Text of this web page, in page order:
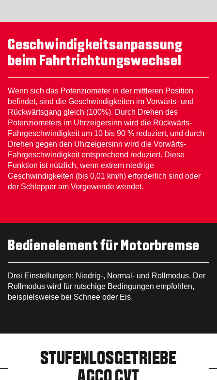
Geschwindigkeitsanpassung
beim Fahrtrichtungswechsel
Wenn sich das Potenziometer in der mittleren Position
befindet, sind die Geschwindigkeiten im Vorwärts- und
Rückwärtsgang gleich (100%). Durch Drehen des
Potenziometers im Uhrzeigersinn wird die Rückwärts-
Fahrgeschwindigkeit um 10 bis 90 % reduziert, und durch
Drehen gegen den Uhrzeigersinn wird die Vorwärts-
Fahrgeschwindigkeit entsprechend reduziert. Diese
Funktion ist nützlich, wenn extrem niedrige
Geschwindigkeiten (bis 0,01 km/h) erforderlich sind oder
der Schlepper am Vorgewende wendet.
Bedienelement für Motorbremse
Drei Einstellungen: Niedrig-, Normal- und Rollmodus. Der
Rollmodus wird für rutschige Bedingungen empfohlen,
beispielsweise bei Schnee oder Eis.
STUFENLOSGETRIEBE